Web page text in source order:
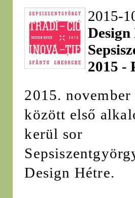
2015-
2015 -
2015. november
között első
kerül sor
Design Hétre.